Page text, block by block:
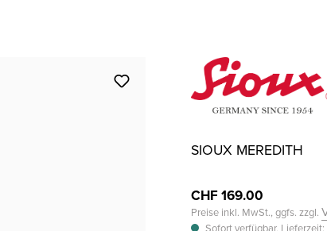
SIOUX MEREDITH
CHF 169.00
Preise inkl. MwSt., ggfs. zzgl.